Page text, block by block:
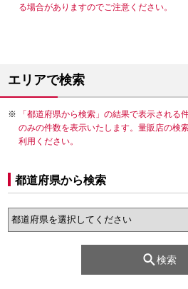
る場合がありますのでご注意ください。
エリアで検索
「都道府県から検索」の結果で表示される
のみの件数を表示いたします。量販店の検
利用ください。
都道府県から検索
検索